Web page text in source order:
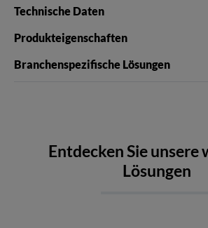
Technische Daten
Produkteigenschaften
Branchenspezifische Lösungen
Entdecken Sie unsere
Lösungen